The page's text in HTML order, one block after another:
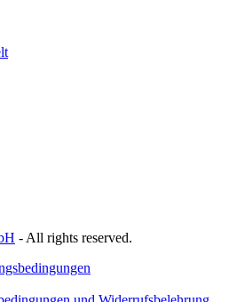
- All rights reserved.